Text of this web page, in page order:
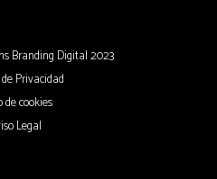
Branding Digital 2023
Privacidad
de cookies
Legal